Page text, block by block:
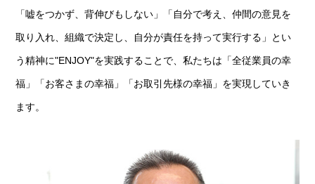
「嘘をつかず、背伸びもしない」「自分で考え、仲間の意見を
取り入れ、組織で決定し、自分が責任を持って実行する」とい
う精神に"ENJOY"を実践することで、私たちは「全従業員の幸
福」「お客さまの幸福」「お取引先様の幸福」を実現していき
ます。